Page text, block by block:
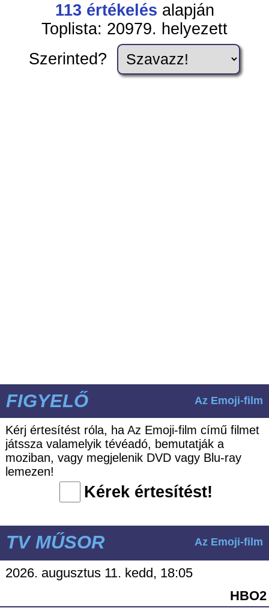
113 értékelés alapján
Toplista: 20979. helyezett
Szerinted?
FIGYELŐ Az Emoji-film
Kérj értesítést róla, ha Az Emoji-film című filmet
játssza valamelyik tévéadó, bemutatják a
moziban, vagy megjelenik DVD vagy Blu-ray
lemezen!
Kérek értesítést!
TV MŰSOR Az Emoji-film
2026. augusztus 11. kedd, 18:05
HBO2